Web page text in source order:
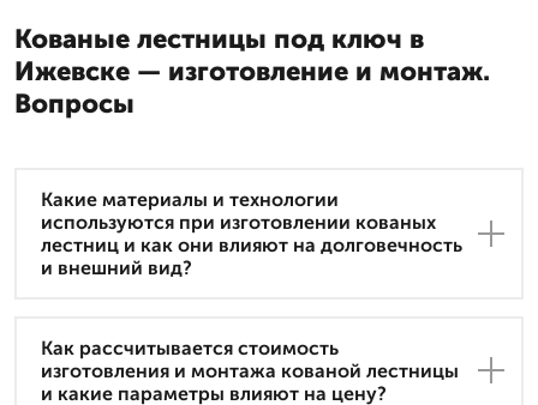
Кованые лестницы под ключ в
Ижевске — изготовление и монтаж.
Вопросы
Какие материалы и технологии
используются при изготовлении кованых
лестниц и как они влияют на долговечность
и внешний вид?
Как рассчитывается стоимость
изготовления и монтажа кованой лестницы
и какие параметры влияют на цену?